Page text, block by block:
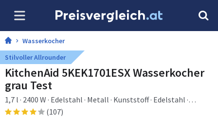
Wasserkocher
Stilvoller Allrounder
KitchenAid 5KEK1701ESX Wasserkocher
grau Test
1,7 l · 2400 W · Edelstahl · Metall · Kunststoff · Edelstahl ·
Regelbare Temperatur · Wasserstandsanzeige
(107)